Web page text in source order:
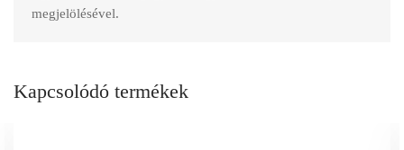
megjelölésével.
Kapcsolódó termékek